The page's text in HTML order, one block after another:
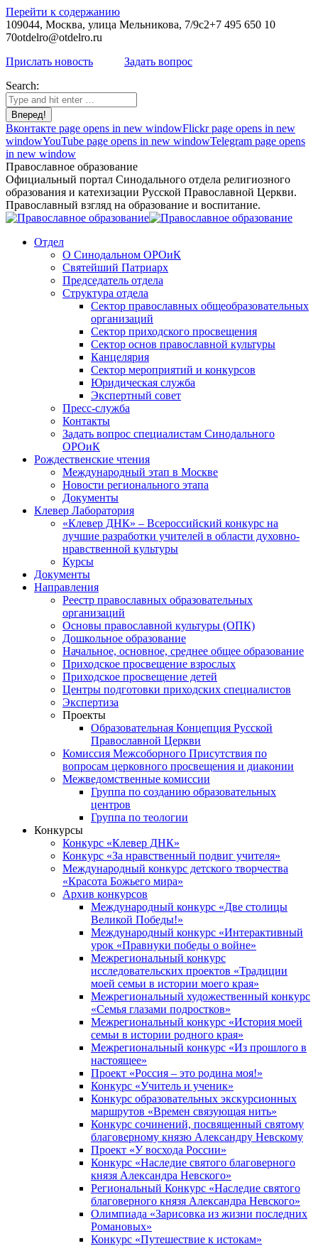
Перейти к содержанию
109044, Москва, улица Мельникова, 7/9с2+7 495 650 10
70otdelro@otdelro.ru
Прислать новость
Задать вопрос
Search:
Вконтакте page opens in new windowFlickr page opens in new
windowYouTube page opens in new windowTelegram page opens
in new window
Православное образование
Официальный портал Синодального отдела религиозного
образования и катехизации Русской Православной Церкви.
Православный взгляд на образование и воспитание.
Отдел
О Синодальном ОРОиК
Святейший Патриарх
Председатель отдела
Структура отдела
Сектор православных общеобразовательных
организаций
Сектор приходского просвещения
Сектор основ православной культуры
Канцелярия
Сектор мероприятий и конкурсов
Юридическая служба
Экспертный совет
Пресс-служба
Контакты
Задать вопрос специалистам Синодального
ОРОиК
Рождественские чтения
Международный этап в Москве
Новости регионального этапа
Документы
Клевер Лаборатория
«Клевер ДНК» – Всероссийский конкурс на
лучшие разработки учителей в области духовно-
нравственной культуры
Курсы
Документы
Направления
Реестр православных образовательных
организаций
Основы православной культуры (ОПК)
Дошкольное образование
Начальное, основное, среднее общее образование
Приходское просвещение взрослых
Приходское просвещение детей
Центры подготовки приходских специалистов
Экспертиза
Проекты
Образовательная Концепция Русской
Православной Церкви
Комиссия Межсоборного Присутствия по
вопросам церковного просвещения и диаконии
Межведомственные комиссии
Группа по созданию образовательных
центров
Группа по теологии
Конкурсы
Конкурс «Клевер ДНК»
Конкурс «За нравственный подвиг учителя»
Международный конкурс детского творчества
«Красота Божьего мира»
Архив конкурсов
Международный конкурс «Две столицы
Великой Победы!»
Международный конкурс «Интерактивный
урок «Правнуки победы о войне»
Межрегиональный конкурс
исследовательских проектов «Традиции
моей семьи в истории моего края»
Межрегиональный художественный конкурс
«Семья глазами подростков»
Межрегиональный конкурс «История моей
семьи в истории родного края»
Межрегиональный конкурс «Из прошлого в
настоящее»
Проект «Россия – это родина моя!»
Конкурс «Учитель и ученик»
Конкурс образовательных экскурсионных
маршрутов «Времен связующая нить»
Конкурс сочинений, посвященный святому
благоверному князю Александру Невскому
Проект «У восхода России»
Конкурс «Наследие святого благоверного
князя Александра Невского»
Региональный Конкурс «Наследие святого
благоверного князя Александра Невского»
Олимпиада «Зарисовка из жизни последних
Романовых»
Конкурс «Путешествие к истокам»